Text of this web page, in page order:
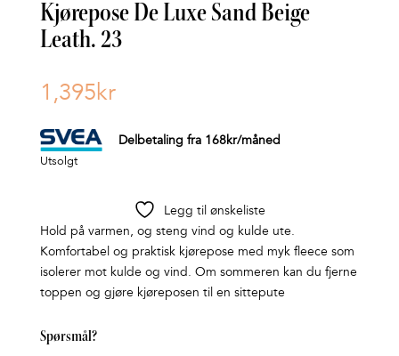
Kjørepose De Luxe Sand Beige
Leath. 23
1,395kr
Delbetaling fra 168kr/måned
Utsolgt
Legg til ønskeliste
Hold på varmen, og steng vind og kulde ute.
Komfortabel og praktisk kjørepose med myk fleece som
isolerer mot kulde og vind. Om sommeren kan du fjerne
toppen og gjøre kjøreposen til en sittepute
Spørsmål?